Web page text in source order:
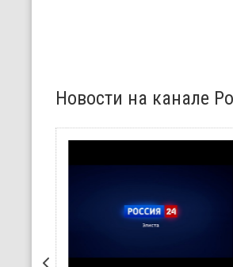
Новости на канале